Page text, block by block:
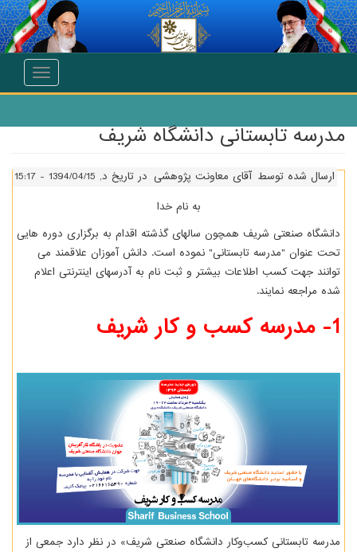
انتقال به محتوای اصلی
Toggle
مدرسه تابستانی دانشگاه شریف
ارسال شده توسط آقای معاونت پژوهشی در تاریخ د, 1394/04/15 - 15:17
به نام خدا
دانشگاه صنعتی شریف همچون سالهای گذشته اقدام به برگزاری دوره هایی
تحت عنوان "مدرسه تابستانی" نموده است. دانش آموزان علاقمند می
توانند جهت کسب اطلاعات بیشتر و ثبت نام به آدرسهای اینترنتی اعلام
شده مراجعه نمایند.
1- مدرسه کسب و کار شریف
مدرسه تابستانی کسب‌وکار دانشگاه صنعتی شریف» در نظر دارد جمعی از